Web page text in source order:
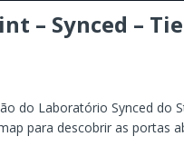
– Synced –
do Laboratório Synced do
para descobrir as portas